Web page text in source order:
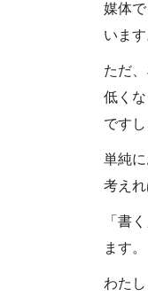
媒体
います
ただ
低く
です
単純
考え
「書
ます。
わた